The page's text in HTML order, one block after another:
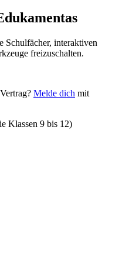
Schulfächer, interaktiven
freizuschalten.
Melde dich mit
Klassen 9 bis 12)